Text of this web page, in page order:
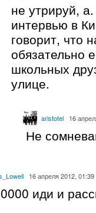
не утрируй,
интервью в
говорит, что
обязательно
школьных
улице.
aristotel 16
Не
16 апреля 2012, 01:39
иди и